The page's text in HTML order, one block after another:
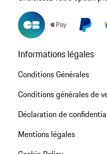
Informations légales
Conditions Générales
Conditions générales de
Déclaration de
Mentions légales